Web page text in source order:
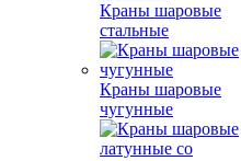
Краны шаровые
стальные
Краны шаровые
чугунные